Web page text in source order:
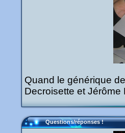
Quand le générique
Decroisette et
Questions/réponses !